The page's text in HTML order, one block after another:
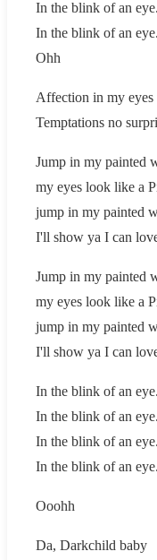
In the blink of an
In the blink of an
Ohh
Affection in my
Temptations no
Jump in my painted
my eyes look like a
jump in my painted
I'll show ya I can
Jump in my painted
my eyes look like a
jump in my painted
I'll show ya I can
In the blink of an
In the blink of an
In the blink of an
In the blink of an
Ooohh
Da, Darkchild baby